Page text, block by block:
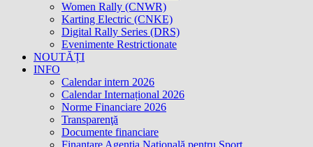
Women Rally (CNWR)
Karting Electric (CNKE)
Digital Rally Series (DRS)
Evenimente Restrictionate
NOUTĂȚI
INFO
Calendar intern 2026
Calendar Internațional 2026
Norme Financiare 2026
Transparenţă
Documente financiare
Finanțare Agenţia Naţională pentru Sport